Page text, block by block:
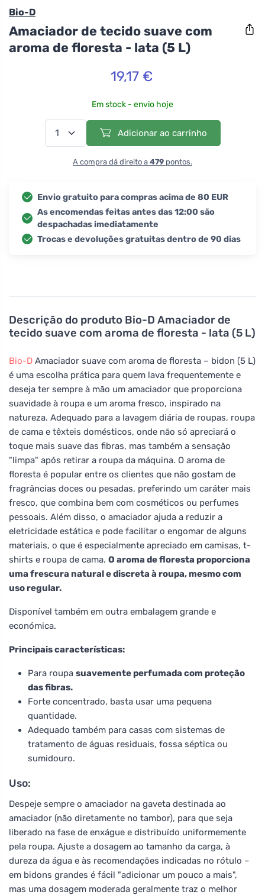
Descrição do produto Bio-D Amaciador de
tecido suave com aroma de floresta - lata (5 L)
Bio-D Amaciador suave com aroma de floresta – bidon (5 L)
é uma escolha prática para quem lava frequentemente e
deseja ter sempre à mão um amaciador que proporciona
suavidade à roupa e um aroma fresco, inspirado na
natureza. Adequado para a lavagem diária de roupas, roupa
de cama e têxteis domésticos, onde não só apreciará o
toque mais suave das fibras, mas também a sensação
"limpa" após retirar a roupa da máquina. O aroma de
floresta é popular entre os clientes que não gostam de
fragrâncias doces ou pesadas, preferindo um caráter mais
fresco, que combina bem com cosméticos ou perfumes
pessoais. Além disso, o amaciador ajuda a reduzir a
eletricidade estática e pode facilitar o engomar de alguns
materiais, o que é especialmente apreciado em camisas, t-
shirts e roupa de cama. O aroma de floresta proporciona
uma frescura natural e discreta à roupa, mesmo com
uso regular.
Disponível também em outra embalagem grande e
económica.
Principais características:
Para roupa suavemente perfumada com proteção
das fibras.
Forte concentrado, basta usar uma pequena
quantidade.
Adequado também para casas com sistemas de
tratamento de águas residuais, fossa séptica ou
sumidouro.
Uso:
Despeje sempre o amaciador na gaveta destinada ao
amaciador (não diretamente no tambor), para que seja
liberado na fase de enxágue e distribuído uniformemente
pela roupa. Ajuste a dosagem ao tamanho da carga, à
dureza da água e às recomendações indicadas no rótulo –
em bidons grandes é fácil "adicionar um pouco a mais",
mas uma dosagem moderada geralmente traz o melhor
Bio-D
Amaciador de tecido suave com
aroma de floresta - lata (5 L)
19,17 €
Em stock - envio hoje
Adicionar ao carrinho
A compra dá direito a 479 pontos.
Envio gratuito para compras acima de 80 EUR
As encomendas feitas antes das 12:00 são
despachadas imediatamente
Trocas e devoluções gratuitas dentro de 90 dias